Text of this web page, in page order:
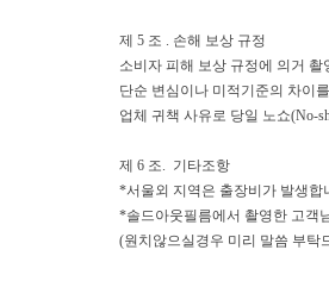
제 5 조 . 손해 보상 규정
소비자 피해 보상 규정에 의거
단순 변심이나 미적기준의 차이
업체 귀책 사유로 당일 노쇼(No-
제 6 조. 기타조항
*서울외 지역은 출장비가 발생합
*솔드아웃필름에서 촬영한 고객
(원치않으실경우 미리 말씀 부탁